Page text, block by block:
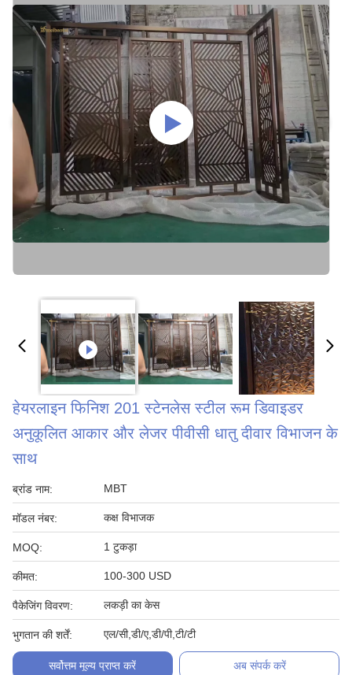
हेयरलाइन फिनिश 201 स्टेनलेस स्टील रूम डिवाइडर
अनुकूलित आकार और लेजर पीवीसी धातु दीवार विभाजन के
साथ
ब्रांड नाम: MBT
मॉडल नंबर: कक्ष विभाजक
MOQ: 1 टुकड़ा
कीमत: 100-300 USD
पैकेजिंग विवरण: लकड़ी का केस
भुगतान की शर्तें: एल/सी,डी/ए,डी/पी,टी/टी
सर्वोत्तम मूल्य प्राप्त करें अब संपर्क करें